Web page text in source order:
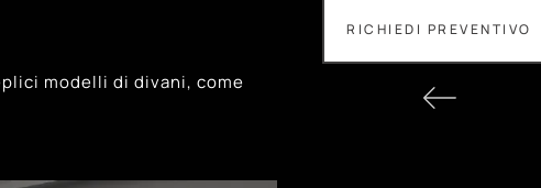
modelli di divani, come
RICHIEDI PREVENTIVO